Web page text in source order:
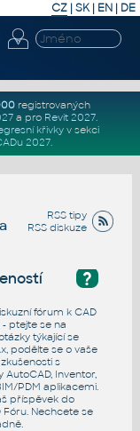
CZ | SK| EN | DE
registrovaných
a pro Revit 2027.
křivkyv sekci
2027.
RSS tipy
RSS diskuze
?
fórum k CAD
ptejte se na
týkající se
podělte se o vaše
s
AutoCAD, Inventor,
PDM aplikacemi.
příspěvek do
Fóru. Nechcete se
.